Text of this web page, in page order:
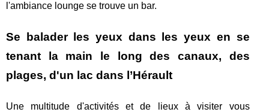
l'ambiance lounge se trouve un bar.
Se balader les yeux dans les yeux en se
tenant la main le long des canaux, des
plages, d'un lac dans l’Hérault
Une multitude d'activités et de lieux à visiter vous